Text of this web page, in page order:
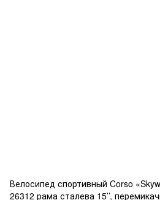
Велосипед спортивный Corso
26312 рама сталева 15’’,